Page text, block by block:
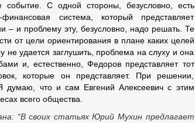
С одной стороны, безусловно, есть
система, который представляет
– и проблему эту, безусловно, надо решать. Те
от цели ориентирования в плане каких целей
не удается заглушить, проблема на слуху и она
и, естественно, Федоров представляет тот
которые он представляет. При решении,
думаю, что и сам Евгений Алексеевич с этим
всего общества.
“В своих статьях Юрий Мухин предлагает